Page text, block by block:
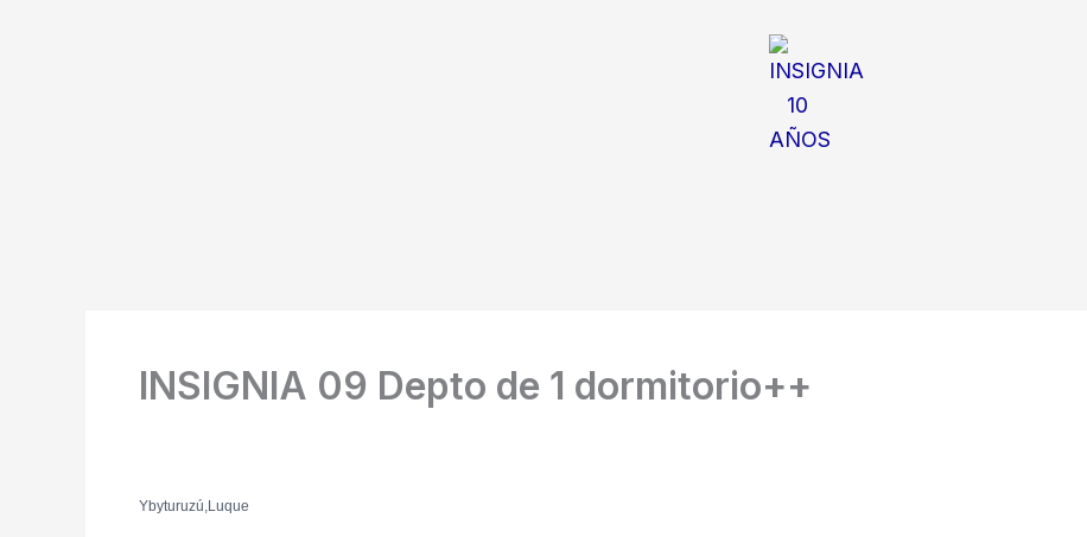
INSIGNIA 09 Depto de 1 dormitorio++
Ybyturuzú,Luque